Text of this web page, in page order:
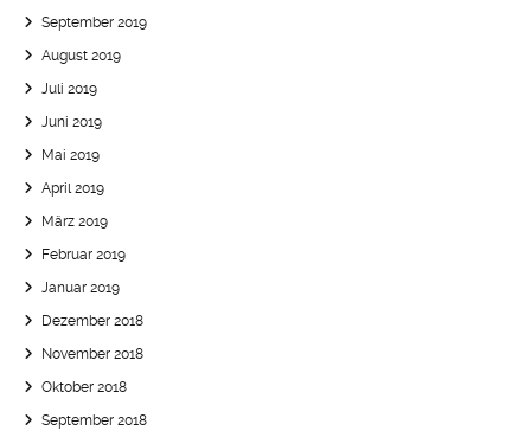
September 2019
August 2019
Juli 2019
Juni 2019
Mai 2019
April 2019
März 2019
Februar 2019
Januar 2019
Dezember 2018
November 2018
Oktober 2018
September 2018